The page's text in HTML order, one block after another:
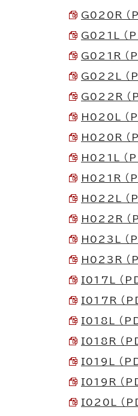
G020R （
G021L （
G021R （
G022L （
G022R （
H020L （
H020R （
H021L （
H021R （
H022L （
H022R （
H023L （
H023R （
I017L （
I017R （
I018L （
I018R （
I019L （
I019R （
I020L （